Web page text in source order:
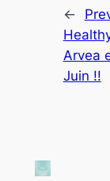
←
Arvea
Juin !!